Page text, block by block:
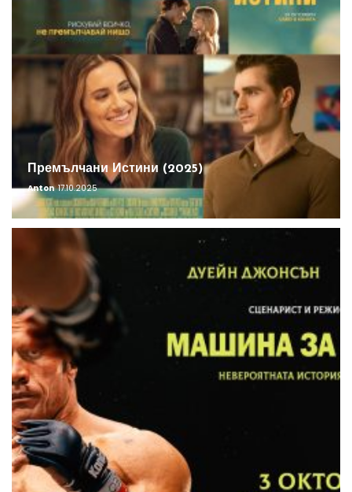
Премълчани Истини (2025)
Anton 17.10.2025